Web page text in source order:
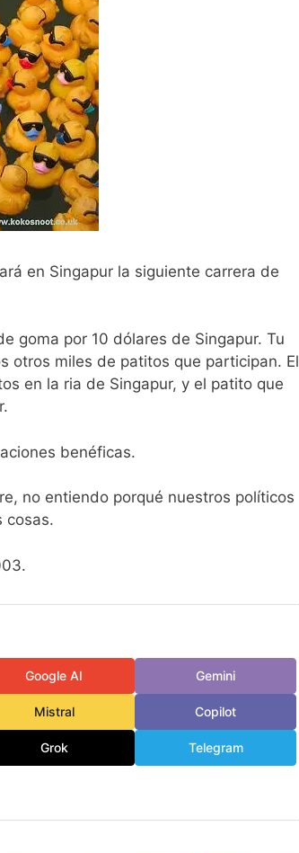
en Singapur la siguiente carrera de
goma por 10 dólares de Singapur. Tu
otros miles de patitos que participan. El
en la ria de Singapur, y el patito que
benéficas.
no entiendo porqué nuestros políticos
cosas.
Google AI Gemini
Mistral Copilot
Grok Telegram